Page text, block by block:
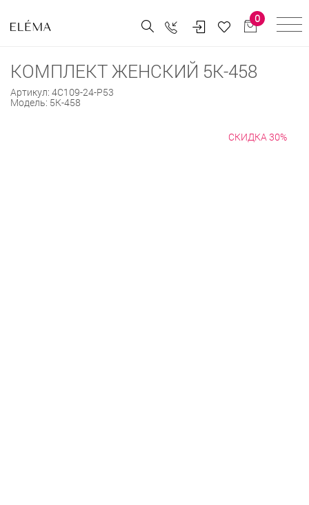
0
КОМПЛЕКТ ЖЕНСКИЙ 5К-458
Артикул: 4С109-24-Р53
Модель: 5К-458
СКИДКА 30%